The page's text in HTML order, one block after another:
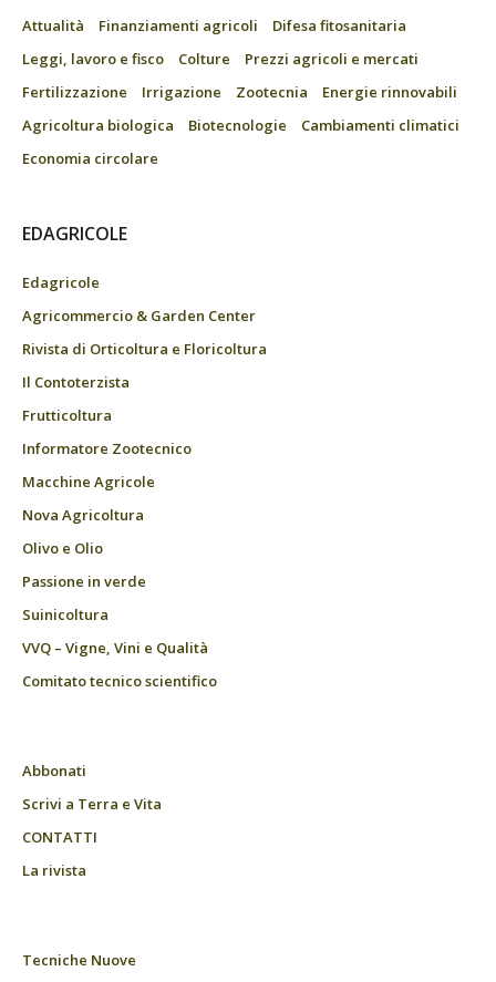
Attualità Finanziamenti agricoli
Difesa fitosanitaria
Leggi, lavoro e fisco
Colture
Prezzi agricoli e mercati
Fertilizzazione
Irrigazione Zootecnia
Energie rinnovabili
Agricoltura biologica
Biotecnologie
Cambiamenti climatici
Economia circolare
EDAGRICOLE
Edagricole
Agricommercio & Garden Center
Rivista di Orticoltura e Floricoltura
Il Contoterzista
Frutticoltura
Informatore Zootecnico
Macchine Agricole
Nova Agricoltura
Olivo e Olio
Passione in verde
Suinicoltura
VVQ – Vigne, Vini e Qualità
Comitato tecnico scientifico
Abbonati
Scrivi a Terra e Vita
CONTATTI
La rivista
Tecniche Nuove